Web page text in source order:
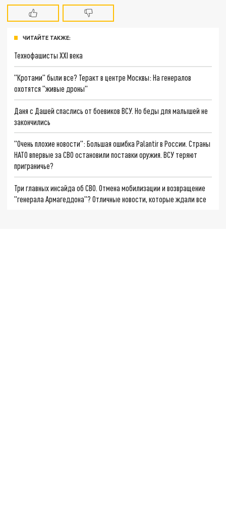
ЧИТАЙТЕ ТАКЖЕ:
Технофашисты XXI века
"Кротами" были все? Теракт в центре Москвы: На генералов
охотятся "живые дроны"
Даня с Дашей спаслись от боевиков ВСУ. Но беды для малышей не
закончились
"Очень плохие новости": Большая ошибка Palantir в России. Страны
НАТО впервые за СВО остановили поставки оружия. ВСУ теряют
приграничье?
Три главных инсайда об СВО. Отмена мобилизации и возвращение
"генерала Армагеддона"? Отличные новости, которые ждали все